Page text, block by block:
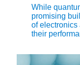
While
promising
of electronics
their